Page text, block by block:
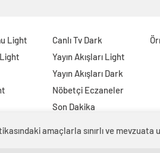
Light
Canlı Tv Dark
Yayın Akışları Light
Yayın Akışları Dark
Nöbetçi Eczaneler
Son Dakika
amaçlarla sınırlı ve